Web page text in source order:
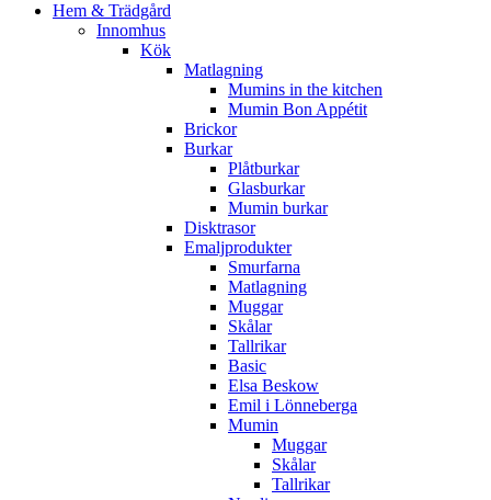
Hem & Trädgård
Innomhus
Kök
Matlagning
Mumins in the kitchen
Mumin Bon Appétit
Brickor
Burkar
Plåtburkar
Glasburkar
Mumin burkar
Disktrasor
Emaljprodukter
Smurfarna
Matlagning
Muggar
Skålar
Tallrikar
Basic
Elsa Beskow
Emil i Lönneberga
Mumin
Muggar
Skålar
Tallrikar